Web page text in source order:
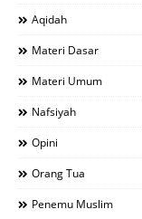
Aqidah
Materi Dasar
Materi Umum
Nafsiyah
Opini
Orang Tua
Penemu Muslim